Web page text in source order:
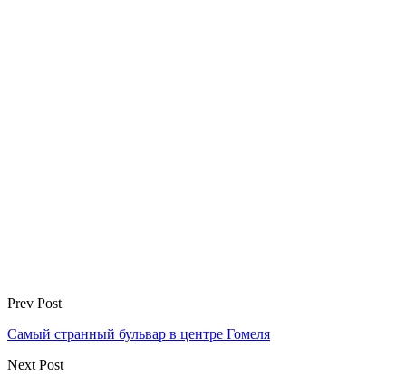
Prev Post
Самый странный бульвар в центре Гомеля
Next Post